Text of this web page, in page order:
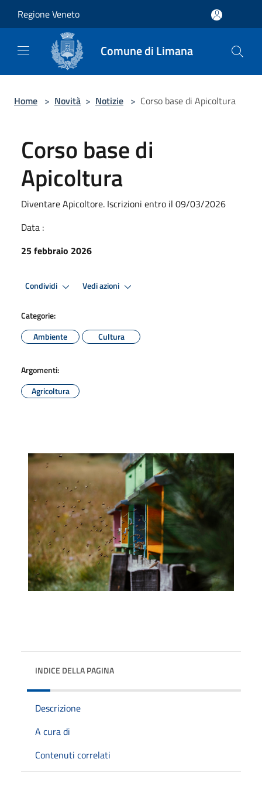
Regione Veneto
Comune di Limana
Home > Novità > Notizie > Corso base di Apicoltura
Corso base di
Apicoltura
Diventare Apicoltore. Iscrizioni entro il 09/03/2026
Data :
25 febbraio 2026
Condividi Vedi azioni
Categorie:
Ambiente
Cultura
Argomenti:
Agricoltura
INDICE DELLA PAGINA
Descrizione
A cura di
Contenuti correlati